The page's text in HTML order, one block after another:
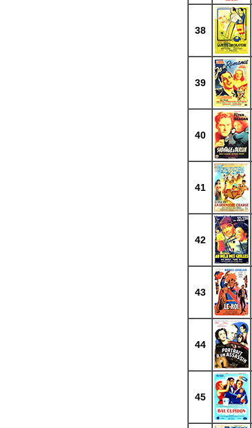
38
39
40
41
42
43
44
45